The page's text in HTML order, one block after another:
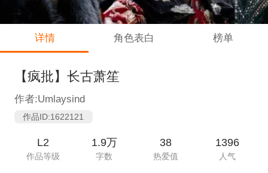
详情 角色表白 榜单
【疯批】长古萧笙
作者:Umlaysind
作品ID:1622121
L2
作品等级
1.9万
字数
38
热爱值
1396
人气